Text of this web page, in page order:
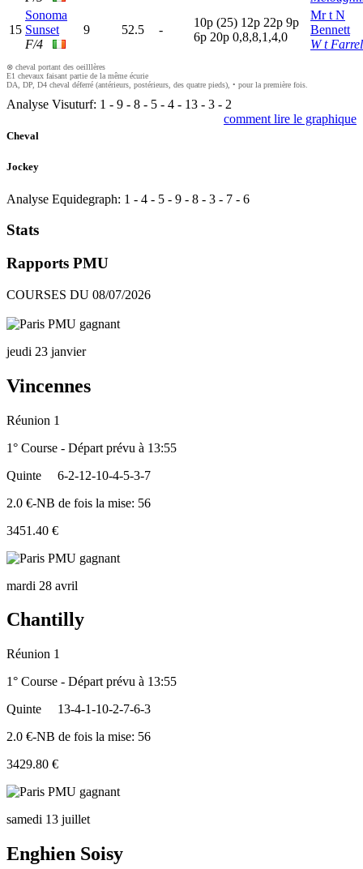
15
Sonoma
Sunset
F/4
9 52.5 -
10p (25) 12p 22p 9p
6p 20p 0,8,8,1,4,0
Mr t N
Bennett
W t
⊗ cheval portant des oeilllères
E1 chevaux faisant partie de la même écurie
DA, DP, D4 cheval déferré (antérieurs, postérieurs, des quatre pieds), • pour la première fois.
Analyse Visuturf: 1 - 9 - 8 - 5 - 4 - 13 - 3 - 2
comment lire le graphique
Cheval
Jockey
Analyse Equidegraph: 1 - 4 - 5 - 9 - 8 - 3 - 7 - 6
Stats
Rapports PMU
COURSES DU 08/07/2026
jeudi 23 janvier
Vincennes
Réunion 1
1° Course - Départ prévu à 13:55
Quinte
6-2-12-10-4-5-3-7
2.0 €-NB de fois la mise: 56
3451.40 €
mardi 28 avril
Chantilly
Réunion 1
1° Course - Départ prévu à 13:55
Quinte
13-4-1-10-2-7-6-3
2.0 €-NB de fois la mise: 56
3429.80 €
samedi 13 juillet
Enghien Soisy